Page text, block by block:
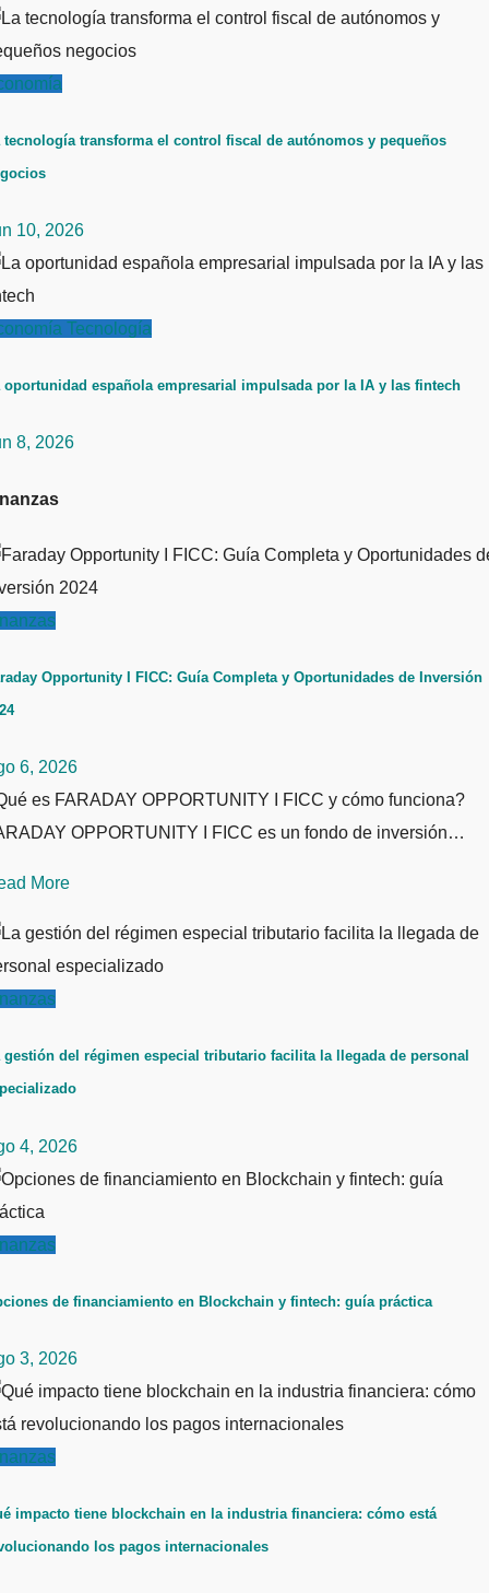
tecnología transforma el control fiscal de autónomos y pequeños
10, 2026
Tecnología
oportunidad española empresarial impulsada por la IA y las fintech
8, 2026
Opportunity I FICC: Guía Completa y Oportunidades de Inversión
6, 2026
es FARADAY OPPORTUNITY I FICC y cómo funciona?
OPPORTUNITY I FICC es un fondo de inversión…
More
gestión del régimen especial tributario facilita la llegada de personal
4, 2026
de financiamiento en Blockchain y fintech: guía práctica
3, 2026
impacto tiene blockchain en la industria financiera: cómo está
los pagos internacionales